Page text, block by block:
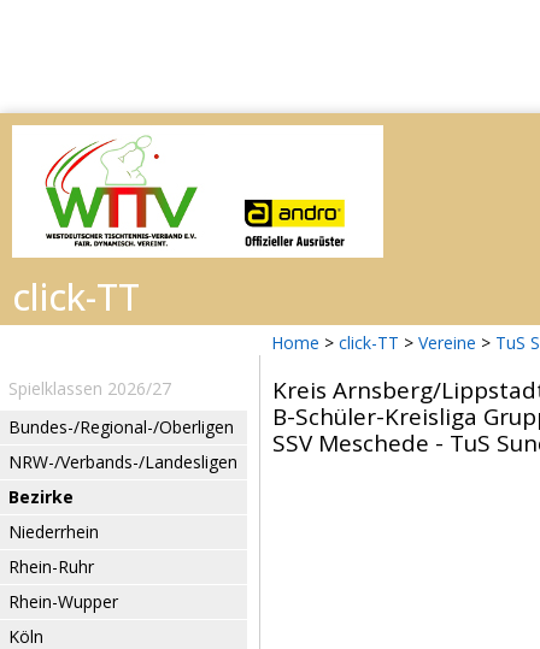
Home > click-TT > Vereine > TuS
Spielklassen 2026/27
Bundes-/Regional-/Oberligen
NRW-/Verbands-/Landesligen
Bezirke
Niederrhein
Rhein-Ruhr
Rhein-Wupper
Köln
Kreis Arnsberg/
B-Schüler-Kreisliga
SSV Meschede - TuS